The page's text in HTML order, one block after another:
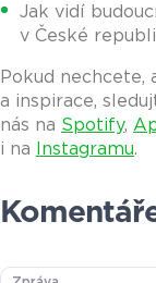
Jak vidí
v České
Pokud
a inspirace,
nás na Spotify,
i na
Instagramu.